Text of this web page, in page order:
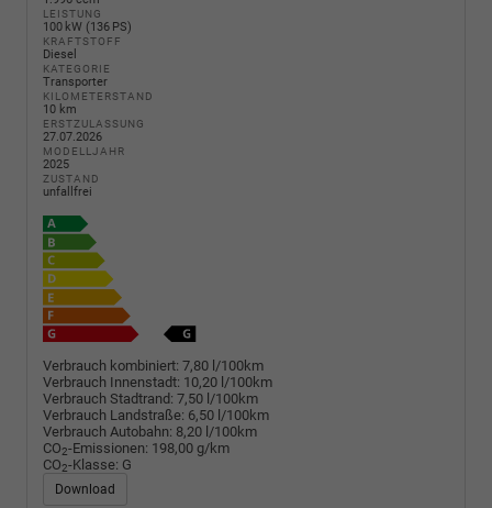
LEISTUNG
100 kW (136 PS)
KRAFTSTOFF
Diesel
KATEGORIE
Transporter
KILOMETERSTAND
10 km
ERSTZULASSUNG
27.07.2026
MODELLJAHR
2025
ZUSTAND
unfallfrei
Verbrauch kombiniert: 7,80 l/100km
Verbrauch Innenstadt: 10,20 l/100km
Verbrauch Stadtrand: 7,50 l/100km
Verbrauch Landstraße: 6,50 l/100km
Verbrauch Autobahn: 8,20 l/100km
CO2-Emissionen: 198,00 g/km
CO2-Klasse: G
Download